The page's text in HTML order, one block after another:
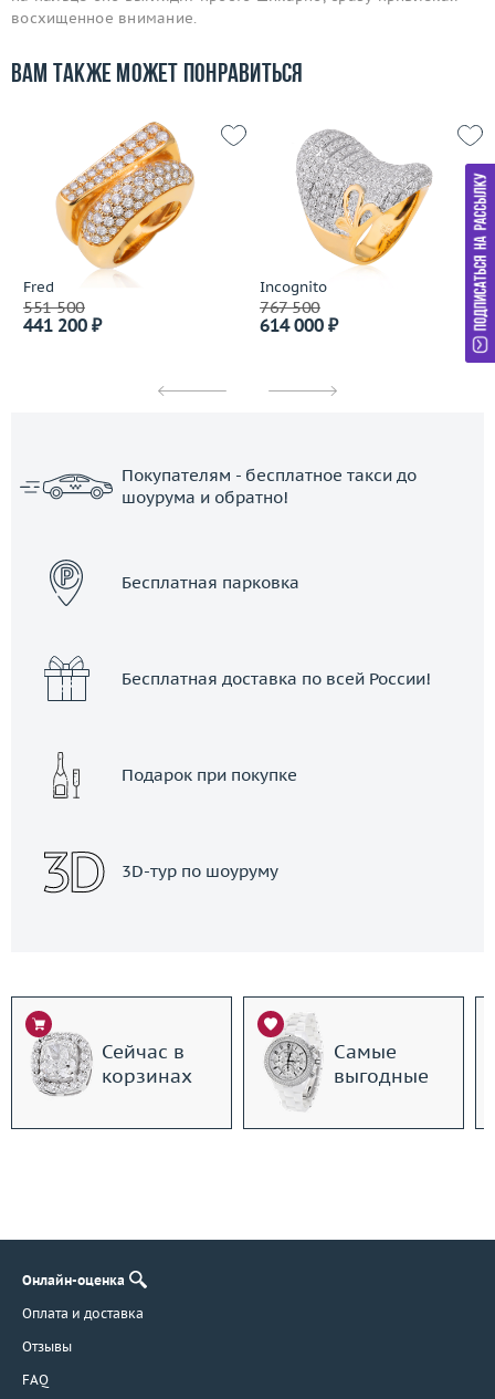
восхищенное внимание.
Вам также может понравиться
Fred
551 500
441 200 ₽
Incognito
767 500
614 000 ₽
Покупателям - бесплатное такси до
шоурума и обратно!
Бесплатная парковка
Бесплатная доставка по всей России!
Подарок при покупке
3D-тур по шоуруму
Сейчас в
корзинах
Самые
выгодные
Онлайн-оценка
Оплата и доставка
Отзывы
FAQ